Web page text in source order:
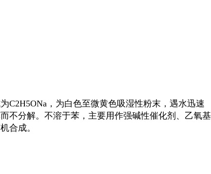
C2H5ONa，为白色至微黄色吸湿性粉末，遇水迅速
不分解。不溶于苯，主要用作强碱性催化剂、乙氧基
合成。